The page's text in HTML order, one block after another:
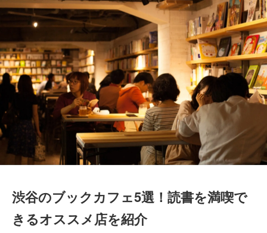
渋谷のブックカフェ5選！読書を満喫で
きるオススメ店を紹介